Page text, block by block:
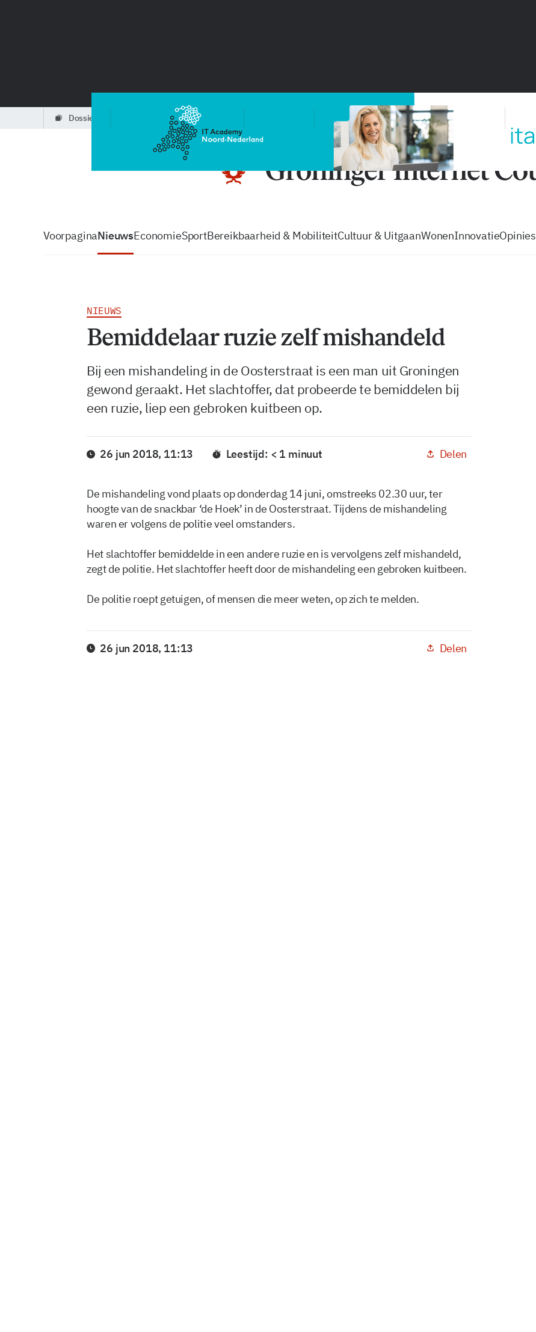
dossiers zo volg je de GIC
VoorpaginaNieuwsEconomieSportBereikbaarheid & MobiliteitCultuur & UitgaanWonenInnovatieOpinies
NIEUWS
Bemiddelaar ruzie zelf mishandeld
Bij een mishandeling in de Oosterstraat is een man uit Groningen
gewond geraakt. Het slachtoffer, dat probeerde te bemiddelen bij
een ruzie, liep een gebroken kuitbeen op.
26 jun 2018, 11:13 Leestijd: < 1 minuut Delen
De mishandeling vond plaats op donderdag 14 juni, omstreeks 02.30 uur, ter
hoogte van de snackbar ‘de Hoek’ in de Oosterstraat. Tijdens de mishandeling
waren er volgens de politie veel omstanders.
Het slachtoffer bemiddelde in een andere ruzie en is vervolgens zelf mishandeld,
zegt de politie. Het slachtoffer heeft door de mishandeling een gebroken kuitbeen.
De politie roept getuigen, of mensen die meer weten, op zich te melden.
26 jun 2018, 11:13 Delen